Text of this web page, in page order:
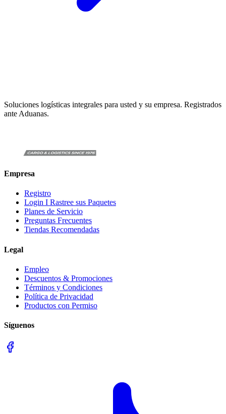
Soluciones logísticas integrales para usted y su empresa. Registrados
ante Aduanas.
Empresa
Registro
Login I Rastree sus Paquetes
Planes de Servicio
Preguntas Frecuentes
Tiendas Recomendadas
Legal
Empleo
Descuentos & Promociones
Términos y Condiciones
Política de Privacidad
Productos con Permiso
Síguenos